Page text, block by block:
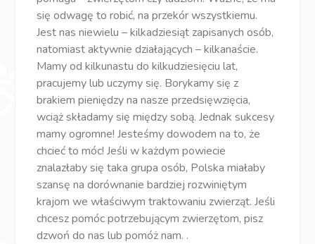
się odwagę to robić, na przekór wszystkiemu.
Jest nas niewielu – kilkadziesiąt zapisanych osób,
natomiast aktywnie działających – kilkanaście.
Mamy od kilkunastu do kilkudziesięciu lat,
pracujemy lub uczymy się. Borykamy się z
brakiem pieniędzy na nasze przedsięwzięcia,
wciąż składamy się między sobą. Jednak sukcesy
mamy ogromne! Jesteśmy dowodem na to, że
chcieć to móc! Jeśli w każdym powiecie
znalazłaby się taka grupa osób, Polska miałaby
szansę na dorównanie bardziej rozwiniętym
krajom we właściwym traktowaniu zwierząt. Jeśli
chcesz pomóc potrzebującym zwierzętom, pisz
dzwoń do nas lub pomóż nam. .